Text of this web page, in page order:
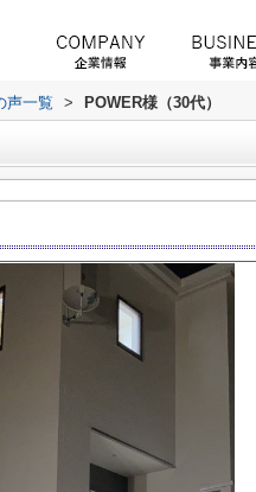
声一覧 > POWER様（30代）